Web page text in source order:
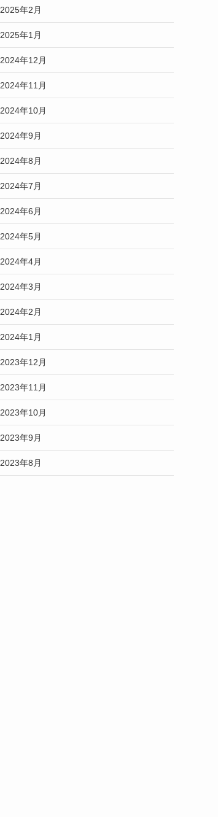
2025年2月
2025年1月
2024年12月
2024年11月
2024年10月
2024年9月
2024年8月
2024年7月
2024年6月
2024年5月
2024年4月
2024年3月
2024年2月
2024年1月
2023年12月
2023年11月
2023年10月
2023年9月
2023年8月